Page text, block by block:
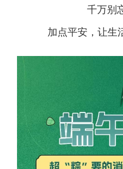
千万别
加点平安，让生